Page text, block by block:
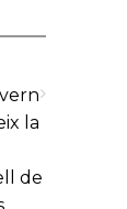
la
de